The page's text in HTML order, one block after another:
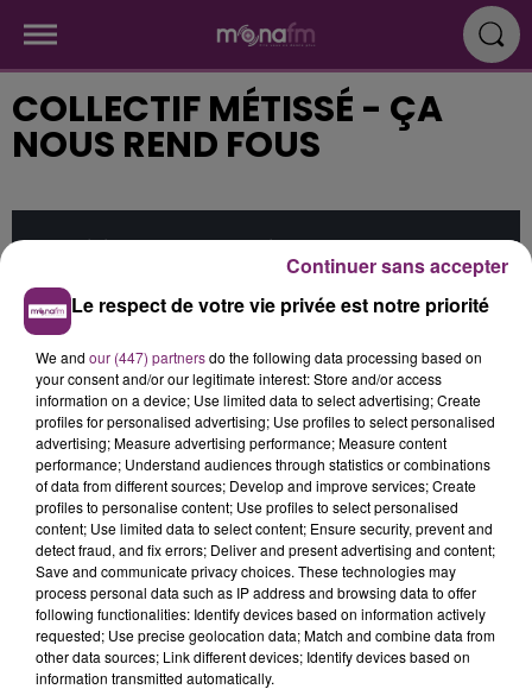
COLLECTIF MÉTISSÉ - ÇA
NOUS REND FOUS
Cet élément est masqué compte-tenu du refus
du dépôt de cookies que vous avez exprimé. Si
vous souhaitez l'afficher, merci de nous donner
dessous.
Afficher l'élément
Publié : 15 avril 2016 à 16h54
COLLECTIF MÉTISSÉ - ÇA NOUS
REND FOUS
Le respect de votre vie privée est notre priorité
We and our (447) partnersdo the following data processing based on
your consent and/or our legitimate interest: Store and/or access
information on a device; Use limited data to select advertising; Create
profiles for personalised advertising; Use profiles to select personalised
advertising; Measure advertising performance; Measure content
performance; Understand audiences through statistics or combinations
of data from different sources; Develop and improve services; Create
profiles to personalise content; Use profiles to select personalised
content; Use limited data to select content; Ensure security, prevent and
detect fraud, and fix errors; Deliver and present advertising and content;
Save and communicate privacy choices. These technologies may
process personal data such as IP address and browsing data to offer
following functionalities: Identify devices based on information actively
requested; Use precise geolocation data; Match and combine data from
other data sources; Link different devices; Identify devices based on
information transmitted automatically.
Continuer sans accepter